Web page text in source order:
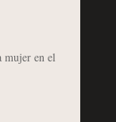
mujer en el